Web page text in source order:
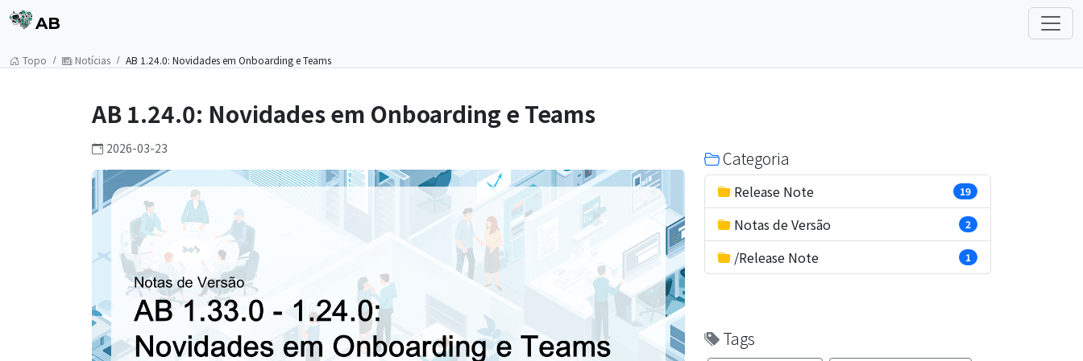
AB
Topo Notícias AB 1.24.0: Novidades em Onboarding e Teams
AB 1.24.0: Novidades em Onboarding e Teams
2026-03-23 Categoria
Release Note 19
Notas de Versão 2
/Release Note 1
Tags